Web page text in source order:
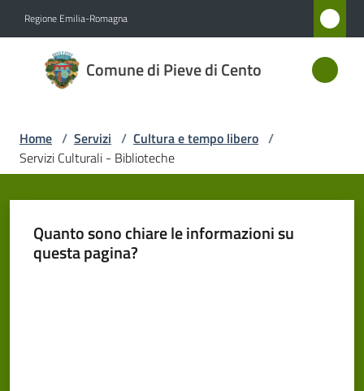
Regione Emilia-Romagna
Comune di Pieve di Cento
Comune
di Pieve
Amministrazione
Servizi
Home / Servizi / Cultura e tempo libero /
Servizi Culturali - Biblioteche
Quanto sono chiare le informazioni su
questa pagina?